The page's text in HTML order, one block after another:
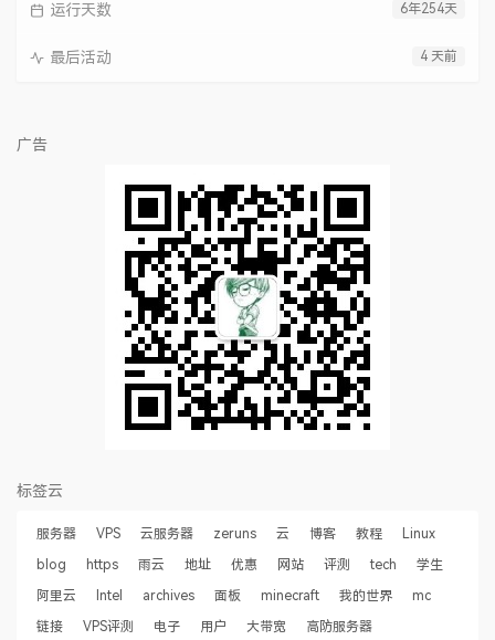
6年254天
运行天数
4 天前
最后活动
广告
标签云
服务器 VPS 云服务器 zeruns 云 博客 教程
Linux
blog
https 雨云 地址 优惠 网站 评测 tech
学生
阿里云
Intel archives 面板 minecraft 我的世界
mc
链接
VPS评测 电子 用户 大带宽 高防服务器